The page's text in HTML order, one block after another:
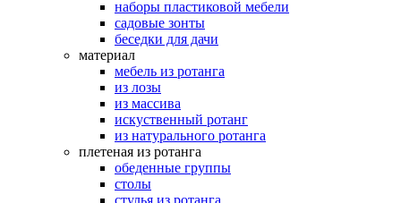
наборы пластиковой мебели
садовые зонты
беседки для дачи
материал
мебель из ротанга
из лозы
из массива
искуственный ротанг
из натурального ротанга
плетеная из ротанга
обеденные группы
столы
стулья из ротанга